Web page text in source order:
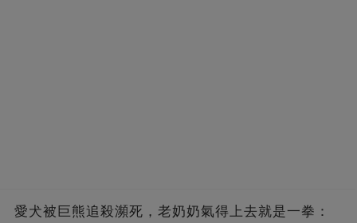
愛犬被巨熊追殺瀕死，老奶奶氣得上去就是一拳：